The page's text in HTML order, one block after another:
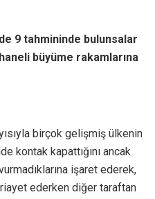
9 tahmininde bulunsalar
büyüme rakamlarına
birçok gelişmiş ülkenin
kontak kapattığını ancak
işaret ederek,
ederken diğer taraftan